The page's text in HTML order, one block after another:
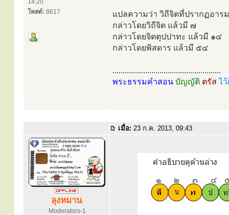
14:20
โพสต์: 8617
แปลความว่า วิถีจิตที่ปรากฏอา
กล่าวโดยวิถีจิต แล้วมี ๗
กล่าวโดยจิตตุปปาทะ แล้วมี ๑๔
กล่าวโดยพิสดาร แล้วมี ๕๔
.....................................................
พระธรรมคำสอน บัญญัติ ตรัสไ
เมื่อ: 23 ก.ค. 2013, 09:43
ลุงหมาน
Moderators-1